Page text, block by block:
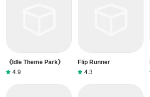
《Idle Theme Park》
4.9
Flip Runner
4.3